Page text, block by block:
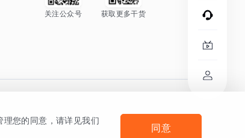
关注公众号 获取更多干货
法律声明及隐私条款
您的同意，请详见我们
同意